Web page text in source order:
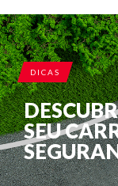
DICAS
SEU